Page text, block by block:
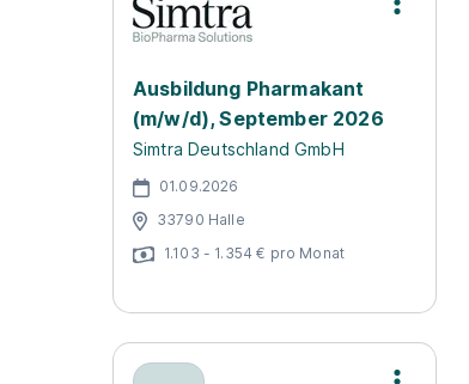
Ausbildung Pharmakant
(m/w/d), September 2026
Simtra Deutschland GmbH
01.09.2026
33790 Halle
1.103 - 1.354 € pro Monat